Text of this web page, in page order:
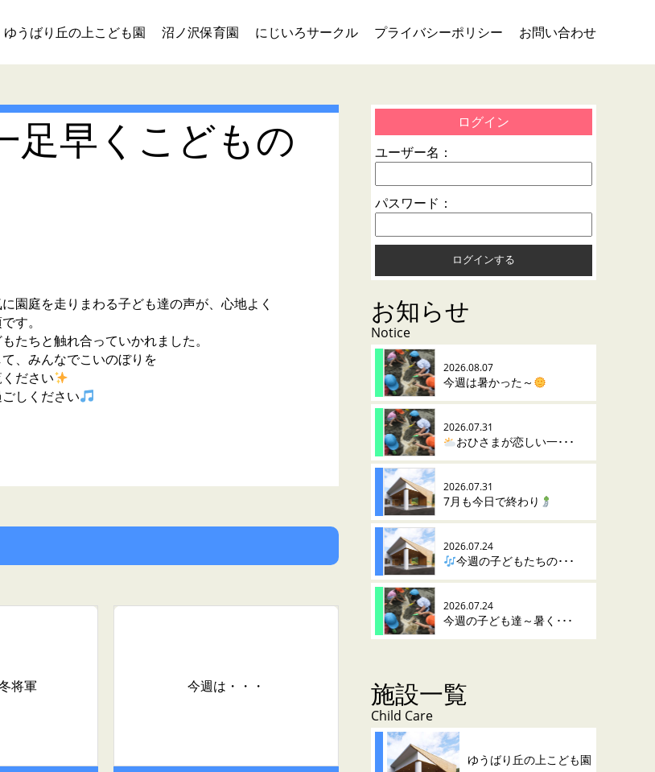
ゆうばり丘の上こども園 沼ノ沢保育園 にじいろサークル プライバシーポリシー お問い合わせ
足早くこどもの
園庭を走りまわる子ども達の声が、心地よく
す。
たちと触れ合っていかれました。
、みんなでこいのぼりを
ださい
しください
将軍 今週は・・・
ログイン
ユーザー名：
パスワード：
お知らせ
Notice
2026.08.07
今週は暑かった～
2026.07.31
おひさまが恋しい一･･･
2026.07.31
7月も今日で終わり
2026.07.24
今週の子どもたちの･･･
2026.07.24
今週の子ども達～暑く･･･
施設一覧
Child Care
ゆうばり丘の上こども園